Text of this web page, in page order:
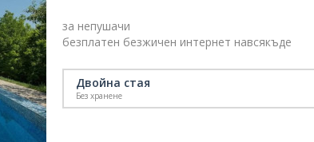
за непушачи
безплатен безжичен интернет навсякъде
ресторант
външен басейн
Двойна стая
Без хранене